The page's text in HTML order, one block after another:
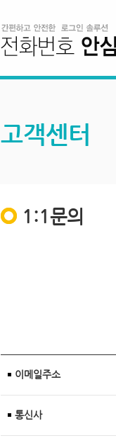
고객센터
1:1문의
이메일주소
통신사